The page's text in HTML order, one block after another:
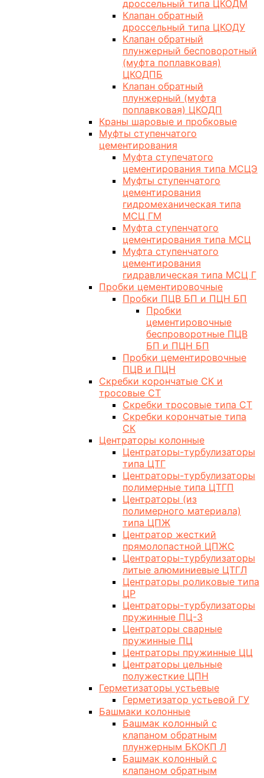
дроссельный типа ЦКОДМ
Клапан обратный
дроссельный типа ЦКОДУ
Клапан обратный
плунжерный бесповоротный
(муфта поплавковая)
ЦКОДПБ
Клапан обратный
плунжерный (муфта
поплавковая) ЦКОДП
Краны шаровые и пробковые
Муфты ступенчатого
цементирования
Муфта ступечатого
цементирования типа МСЦЭ
Муфты ступенчатого
цементирования
гидромеханическая типа
МСЦ ГМ
Муфта ступенчатого
цементирования типа МСЦ
Муфта ступенчатого
цементирования
гидравлическая типа МСЦ Г
Пробки цементировочные
Пробки ПЦВ БП и ПЦН БП
Пробки
цементировочные
беспроворотные ПЦВ
БП и ПЦН БП
Пробки цементировочные
ПЦВ и ПЦН
Скребки корончатые СК и
тросовые СТ
Скребки тросовые типа СТ
Скребки корончатые типа
СК
Центраторы колонные
Центраторы-турбулизаторы
типа ЦТГ
Центраторы-турбулизаторы
полимерные типа ЦТГП
Центраторы (из
полимерного материала)
типа ЦПЖ
Центратор жесткий
прямолопастной ЦПЖС
Центраторы-турбулизаторы
литые алюминиевые ЦТГЛ
Центраторы роликовые типа
ЦР
Центраторы-турбулизаторы
пружинные ПЦ-3
Центраторы сварные
пружинные ПЦ
Центраторы пружинные ЦЦ
Центраторы цельные
полужесткие ЦПН
Герметизаторы устьевые
Герметизатор устьевой ГУ
Башмаки колонные
Башмак колонный с
клапаном обратным
плунжерным БКОКП Л
Башмак колонный с
клапаном обратным